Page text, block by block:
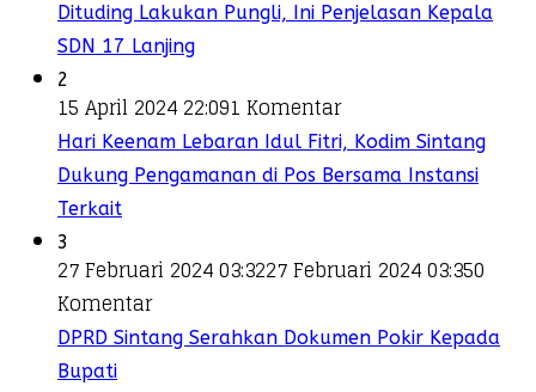
Dituding Lakukan Pungli, Ini Penjelasan Kepala
SDN 17 Lanjing
2
15 April 2024 22:091 Komentar
Hari Keenam Lebaran Idul Fitri, Kodim Sintang
Dukung Pengamanan di Pos Bersama Instansi
Terkait
3
27 Februari 2024 03:3227 Februari 2024 03:350
Komentar
DPRD Sintang Serahkan Dokumen Pokir Kepada
Bupati